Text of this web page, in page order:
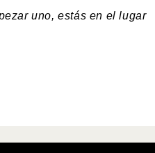
uno, estás en el lugar